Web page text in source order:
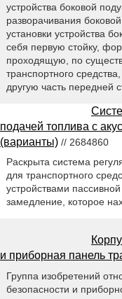
устройства боковой
разворачивания
установки устройства
себя первую стойку,
проходящую, по
транспортного
другую часть передней
подачей топлива с
(варианты) // 2684860
Раскрыта система
для транспортного
устройствами
замедление, которое
и приборная панель
Группа изобретений
безопасности и